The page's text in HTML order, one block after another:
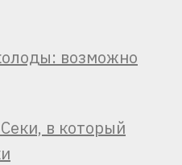
возможно
в который